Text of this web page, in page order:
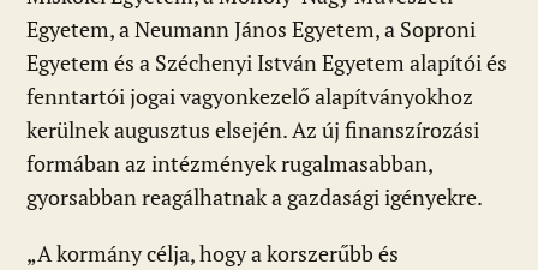
Egyetem, a Neumann János Egyetem, a Soproni
Egyetem és a Széchenyi István Egyetem alapítói és
fenntartói jogai vagyonkezelő alapítványokhoz
kerülnek augusztus elsején. Az új finanszírozási
formában az intézmények rugalmasabban,
gyorsabban reagálhatnak a gazdasági igényekre.
„A kormány célja, hogy a korszerűbb és